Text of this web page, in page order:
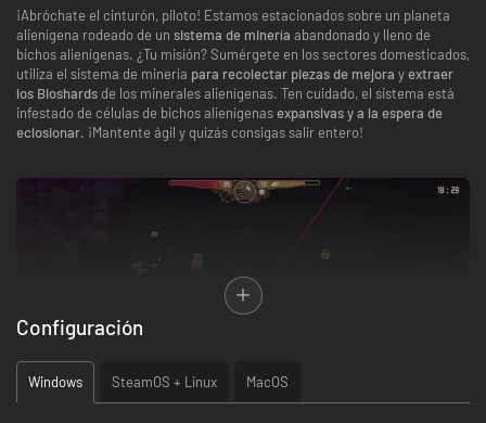
¡Abróchate el cinturón, piloto! Estamos estacionados sobre un planeta
alienígena rodeado de un sistema de minería abandonado y lleno de
bichos alienígenas. ¿Tu misión? Sumérgete en los sectores domesticados,
utiliza el sistema de minería para recolectar piezas de mejora yextraer
los Bioshards de los minerales alienígenas. Ten cuidado, el sistema está
infestado de células de bichos alienígenasexpansivas y a la espera de
eclosionar. ¡Mantente ágil y quizás consigas salir entero!
Configuración
Windows SteamOS + Linux MacOS